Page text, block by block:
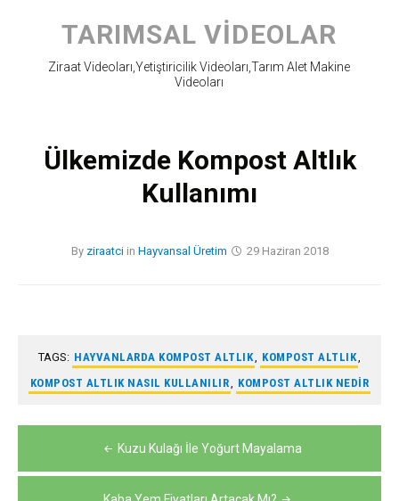
content
TARIMSAL VIDEOLAR
Ziraat Videoları,Yetiştiricilik Videoları,Tarım Alet Makine
Videoları
Ülkemizde Kompost Altlık
Kullanımı
By ziraatciin Hayvansal Üretim 29 Haziran 2018
TAGS: HAYVANLARDA KOMPOST ALTLIK, KOMPOST ALTLIK,
KOMPOST ALTLIK NASIL KULLANILIR, KOMPOST ALTLIK NEDIR
gezinmesi
Kuzu Kulağı İle Yoğurt Mayalama